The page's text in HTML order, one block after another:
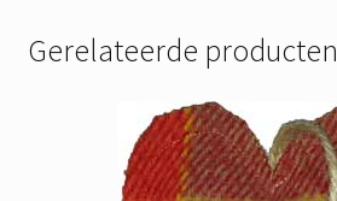
Gerelateerde producten